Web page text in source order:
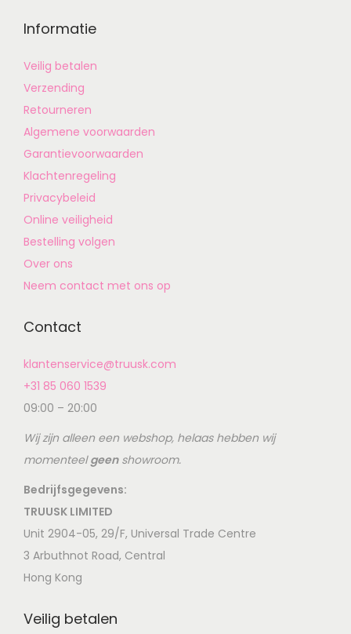
Informatie
Veilig betalen
Verzending
Retourneren
Algemene voorwaarden
Garantievoorwaarden
Klachtenregeling
Privacybeleid
Online veiligheid
Bestelling volgen
Over ons
Neem contact met ons op
Contact
klantenservice@truusk.com
+31 85 060 1539
09:00 – 20:00
Wij zijn alleen een webshop, helaas hebben wij
momenteelgeenshowroom.
Bedrijfsgegevens:
TRUUSK LIMITED
Unit 2904-05, 29/F, Universal Trade Centre
3 Arbuthnot Road, Central
Hong Kong
Veilig betalen